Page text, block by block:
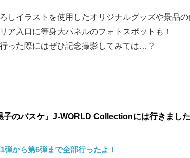
しイラストを使用したオリジナルグッズや景品
ア入口に等身大パネルのフォトスポットも！
った際にはぜひ記念撮影してみては…？
子のバスケ』J-WORLD Collection​には行きまし
弾から第6弾まで全部行ったよ！